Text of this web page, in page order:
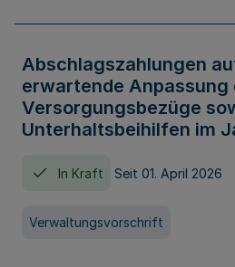
Abschlagszahlungen
erwartende Anpassung
Versorgungsbezüge
Unterhaltsbeihilfen im
In Kraft Seit 01. April 2026
Verwaltungsvorschrift